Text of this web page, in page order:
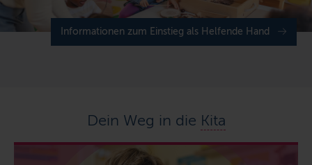
Informationen zum Einstieg als Helfende Hand
Dein Weg in die Kita